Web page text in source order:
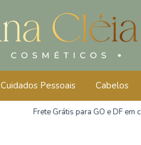
Cuidados Pessoais Cabelos
Frete Grátis para GO e DF em